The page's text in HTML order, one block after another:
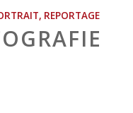
, REPORTAGE